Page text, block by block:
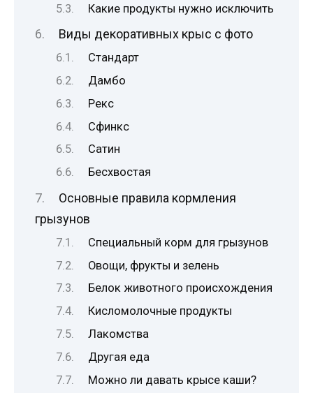
Какие продукты нужно исключить
Виды декоративных крыс с фото
Стандарт
Дамбо
Рекс
Сфинкс
Сатин
Бесхвостая
Основные правила кормления
грызунов
Специальный корм для грызунов
Овощи, фрукты и зелень
Белок животного происхождения
Кисломолочные продукты
Лакомства
Другая еда
Можно ли давать крысе каши?